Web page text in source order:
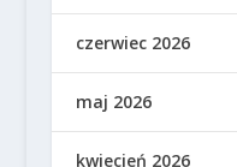
czerwiec 2026
maj 2026
kwiecień 2026